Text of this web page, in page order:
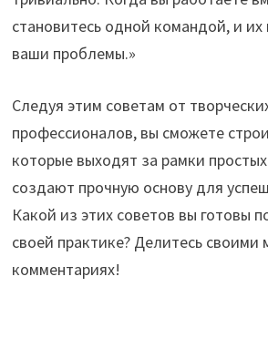
становитесь одной командой, и
ваши проблемы.»
Следуя этим советам от
профессионалов, вы сможете
которые выходят за рамки
создают прочную основу для
Какой из этих советов вы готовы
своей практике? Делитесь своими
комментариях!